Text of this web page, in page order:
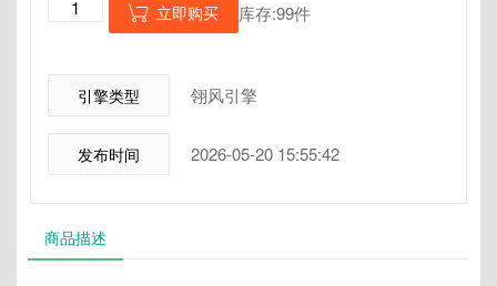
 立即购买 库存:99件
引擎类型 翎风引擎
发布时间 2026-05-20 15:55:42
商品描述